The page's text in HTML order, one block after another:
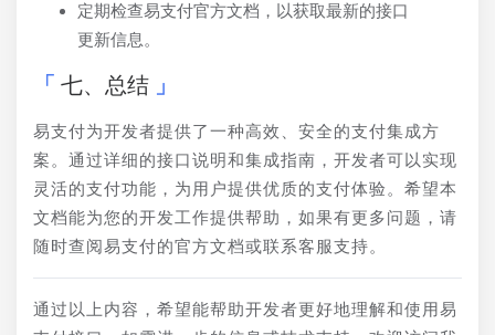
定期检查易支付官方文档，以获取最新的接口
更新信息。
七、总结
易支付为开发者提供了一种高效、安全的支付集成方
案。通过详细的接口说明和集成指南，开发者可以实现
灵活的支付功能，为用户提供优质的支付体验。希望本
文档能为您的开发工作提供帮助，如果有更多问题，请
随时查阅易支付的官方文档或联系客服支持。
通过以上内容，希望能帮助开发者更好地理解和使用易